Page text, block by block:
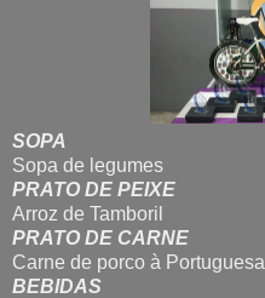
SOPA
Sopa de legumes
PRATO DE PEIXE
Arroz de Tamboril
PRATO DE CARNE
Carne de porco à Portuguesa
BEBIDAS